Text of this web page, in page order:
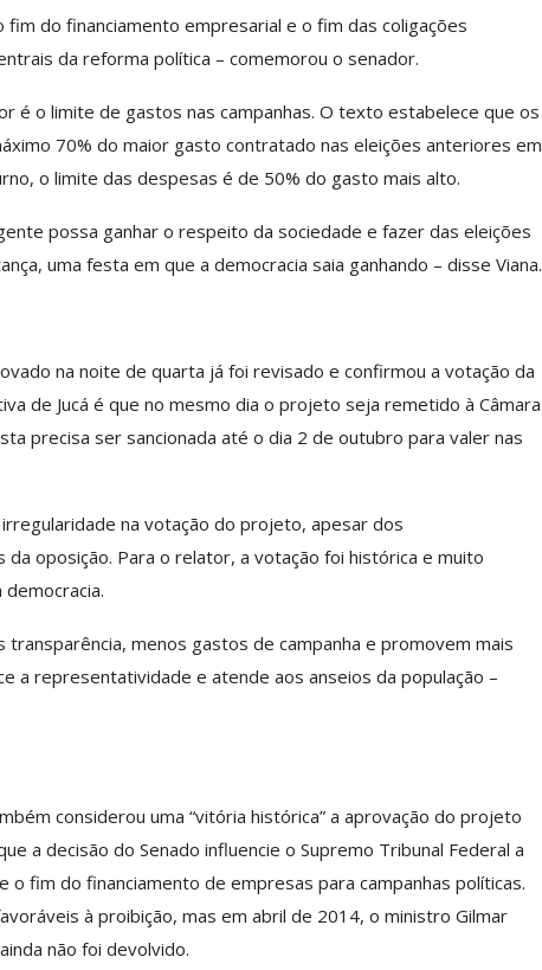
do financiamento empresarial e o fim das coligações
da reforma política – comemorou o senador.
é o limite de gastos nas campanhas. O texto estabelece que os
70% do maior gasto contratado nas eleições anteriores em
o limite das despesas é de 50% do gasto mais alto.
possa ganhar o respeito da sociedade e fazer das eleições
uma festa em que a democracia saia ganhando – disse Viana.
na noite de quarta já foi revisado e confirmou a votação da
de Jucá é que no mesmo dia o projeto seja remetido à Câmara
precisa ser sancionada até o dia 2 de outubro para valer nas
na votação do projeto, apesar dos
oposição. Para o relator, a votação foi histórica e muito
transparência, menos gastos de campanha e promovem mais
a representatividade e atende aos anseios da população –
considerou uma “vitória histórica” a aprovação do projeto
a decisão do Senado influencie o Supremo Tribunal Federal a
o fim do financiamento de empresas para campanhas políticas.
à proibição, mas em abril de 2014, o ministro Gilmar
não foi devolvido.
26 jun, 2026
Carreira Em
Comunicacao
Mais De Mil Procedimentos
Realizados No Primeiro
Semestre Mostram A
Importância…